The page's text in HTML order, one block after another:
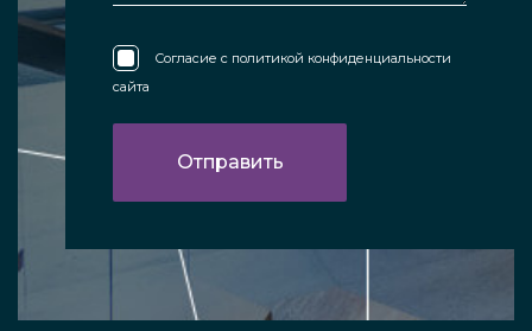
Согласие с политикой конфиденциальности
сайта